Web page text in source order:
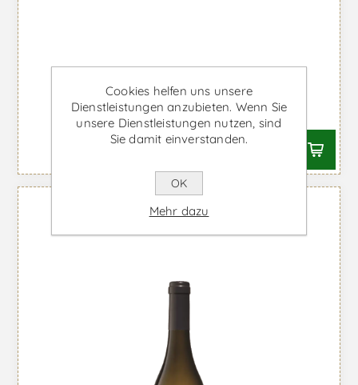
CARM Natural Bio - Rotwein
Ab €23,78 inkl. MwSt.
Cookies helfen uns unsere
Dienstleistungen anzubieten. Wenn Sie
unsere Dienstleistungen nutzen, sind
Sie damit einverstanden.
OK
Mehr dazu